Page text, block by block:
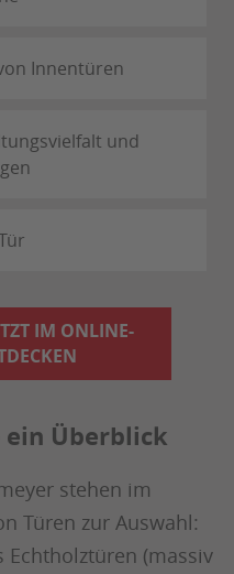
Innentüren
und
IM ONLINE-
ein Überblick
stehen im
Türen zur Auswahl:
Echtholztüren (massiv